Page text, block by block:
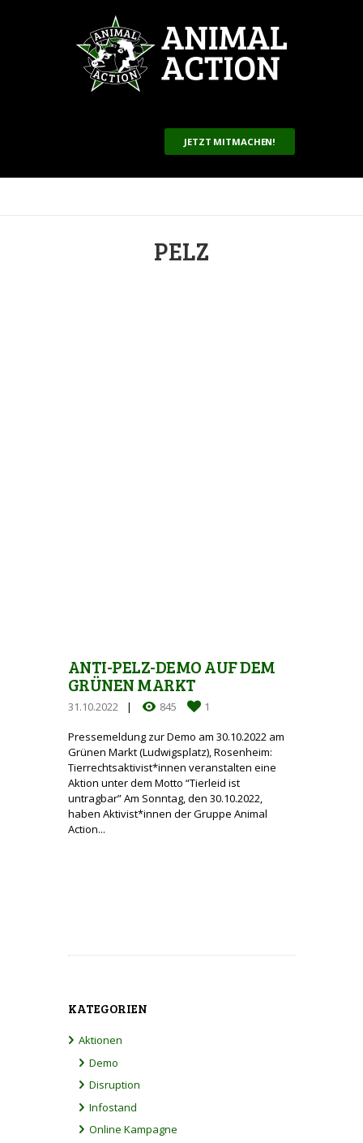
JETZT MITMACHEN!
PELZ
ANTI-PELZ-DEMO AUF DEM
GRÜNEN MARKT
31.10.2022 845 1
Pressemeldung zur Demo am 30.10.2022 am
Grünen Markt (Ludwigsplatz), Rosenheim:
Tierrechtsaktivist*innen veranstalten eine
Aktion unter dem Motto “Tierleid ist
untragbar” Am Sonntag, den 30.10.2022,
haben Aktivist*innen der Gruppe Animal
Action...
KATEGORIEN
Aktionen
Demo
Disruption
Infostand
Online Kampagne